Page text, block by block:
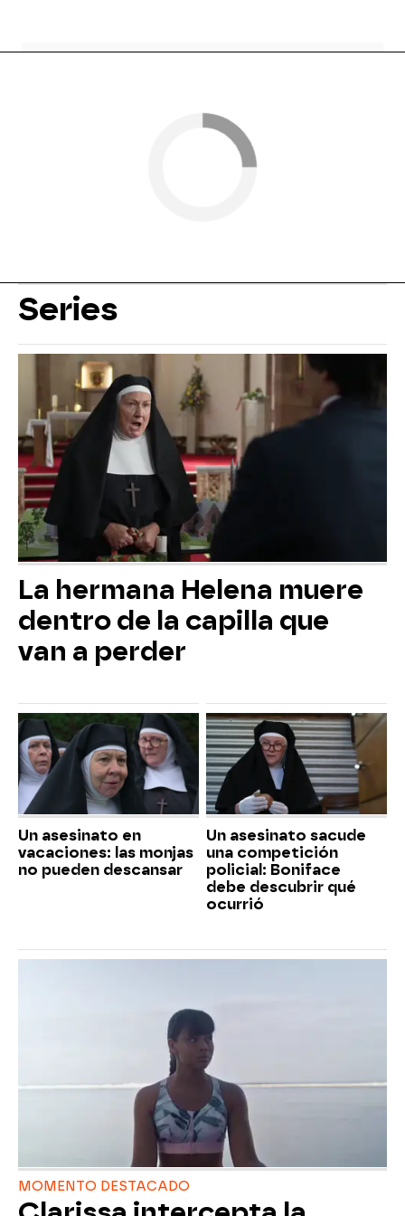
Series
La hermana Helena muere
dentro de la capilla que
van a perder
Un asesinato en
vacaciones: las monjas
no pueden descansar
Un asesinato sacude
una competición
policial: Boniface
debe descubrir qué
ocurrió
MOMENTO DESTACADO